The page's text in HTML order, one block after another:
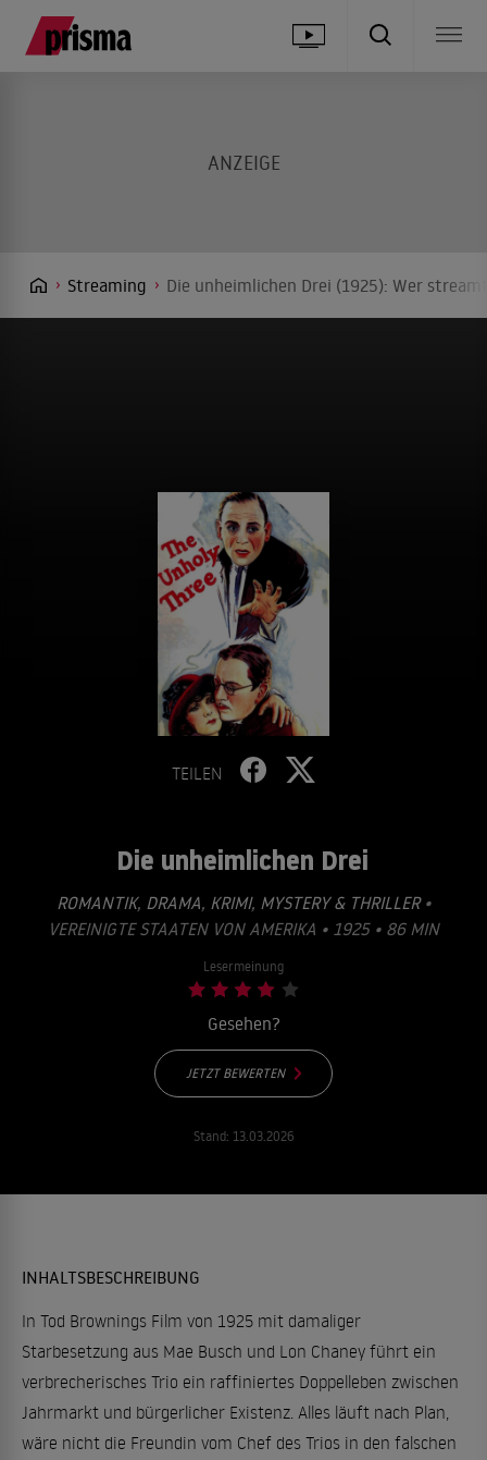
Streaming Die unheimlichen Drei (1925): Wer
TEILEN
Die unheimlichen Drei
ROMANTIK, DRAMA, KRIMI, MYSTERY & THRILLER•
VEREINIGTE STAATEN VON AMERIKA • 1925 • 86 MIN
Lesermeinung
Gesehen?
JETZT BEWERTEN
Stand: 13.03.2026
INHALTSBESCHREIBUNG
In Tod Brownings Film von 1925 mit damaliger
Starbesetzung aus Mae Busch und Lon Chaney führt ein
verbrecherisches Trio ein raffiniertes Doppelleben zwischen
Jahrmarkt und bürgerlicher Existenz. Alles läuft nach Plan,
wäre nicht die Freundin vom Chef des Trios in den falschen